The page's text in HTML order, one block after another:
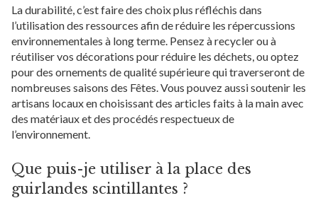
La durabilité, c’est faire des choix plus réfléchis dans
l’utilisation des ressources afin de réduire les répercussions
environnementales à long terme. Pensez à recycler ou à
réutiliser vos décorations pour réduire les déchets, ou optez
pour des ornements de qualité supérieure qui traverseront de
nombreuses saisons des Fêtes. Vous pouvez aussi soutenir les
artisans locaux en choisissant des articles faits à la main avec
des matériaux et des procédés respectueux de
l’environnement.
Que puis-je utiliser à la place des
guirlandes scintillantes ?